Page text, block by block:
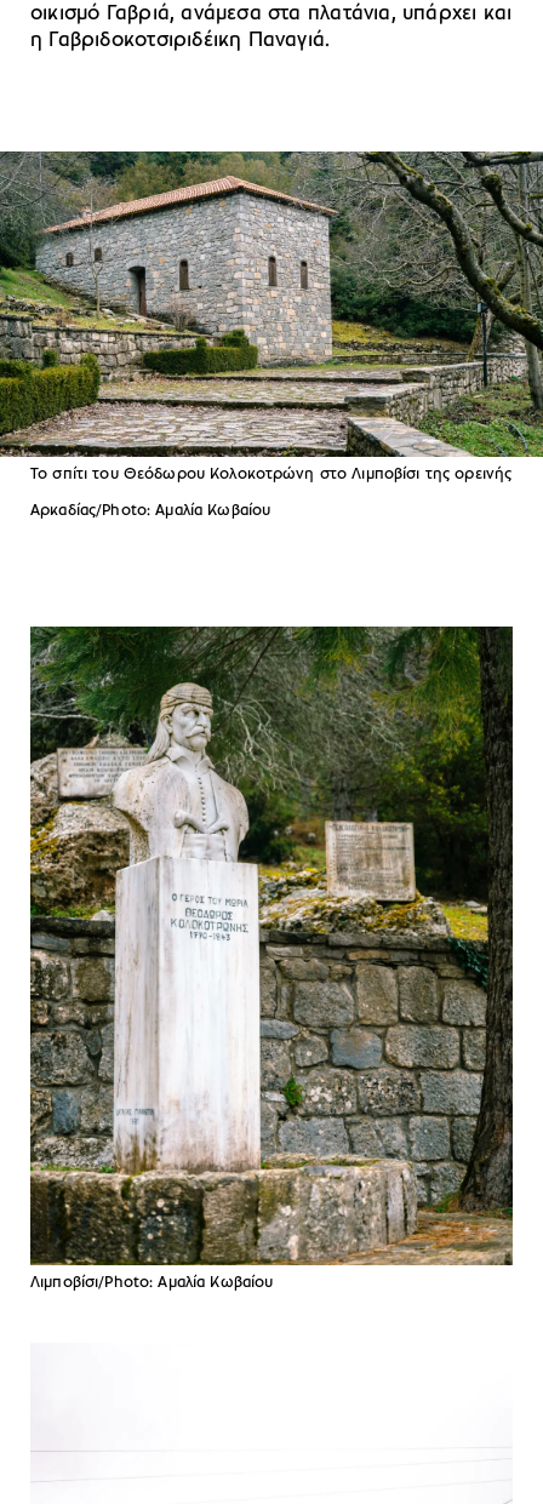
οικισμό Γαβριά, ανάμεσα στα πλατάνια, υπάρχει και
η Γαβριδοκοτσιριδέικη Παναγιά.
Το σπίτι του Θεόδωρου Κολοκοτρώνη στο Λιμποβίσι της ορεινής
Αρκαδίας/Photo: Αμαλία Κωβαίου
Λιμποβίσι/Photo: Αμαλία Κωβαίου